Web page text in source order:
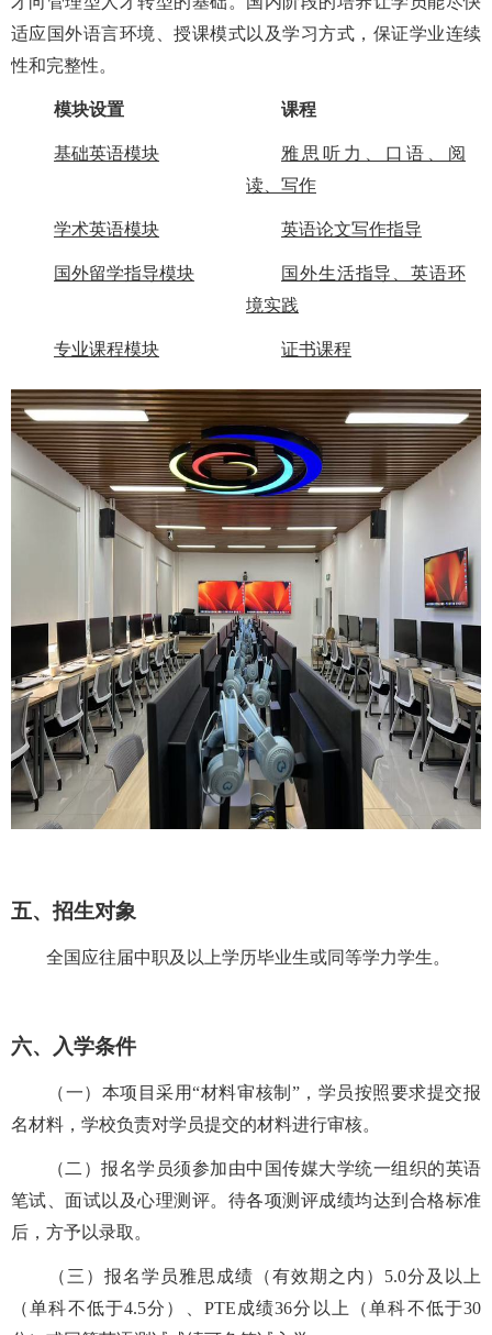
适应国外语言环境、授课模式以及学习方式，保证学业连续
性和完整性。
模块设置 课程
基础英语模块
雅思听力、口语、阅
读、写作
学术英语模块 英语论文写作指导
国外留学指导模块 国外生活指导、英语环
境实践
专业课程模块 证书课程
五、招生对象
全国应往届中职及以上学历毕业生或同等学力学生。
六、入学条件
（一） 本项目采用“材料审核制 ”，学员按照要求提交报
名材料，学校负责对学员提交的材料进行审核。
（二）报名学员须参加由中国传媒大学统一组织的英语
笔试、面试以及心理测评。待各项测评成绩均达到合格标准
后，方予以录取。
（三） 报名学员雅思成绩（有效期之内）5.0分及以上
（单科不低于4.5分） PTE 成绩36分以上（单科不低于30